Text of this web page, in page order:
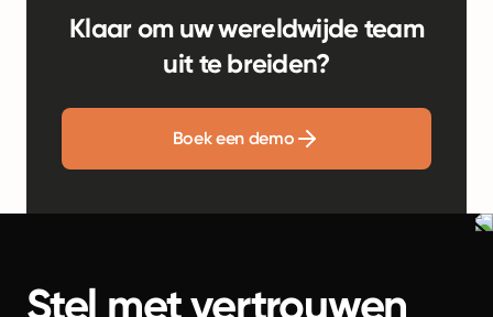
Klaar om uw wereldwijde team
uit te breiden?
Boek een demo
Stel met vertrouwen